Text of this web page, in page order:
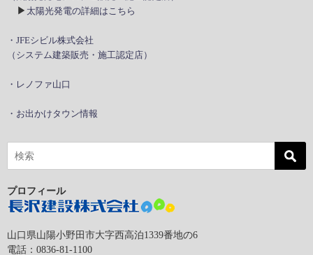
▶ 太陽光発電の詳細はこちら
・JFEシビル株式会社
（システム建築販売・施工認定店）
・レノファ山口
・お出かけタウン情報
プロフィール
山口県山陽小野田市大字西高泊1339番地の6
電話：0836-81-1100